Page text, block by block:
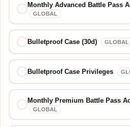
Monthly Advanced Battle Pass
GLOBAL
Bulletproof Case (30d) GLOBAL
Bulletproof Case Privileges
Monthly Premium Battle Pass
GLOBAL